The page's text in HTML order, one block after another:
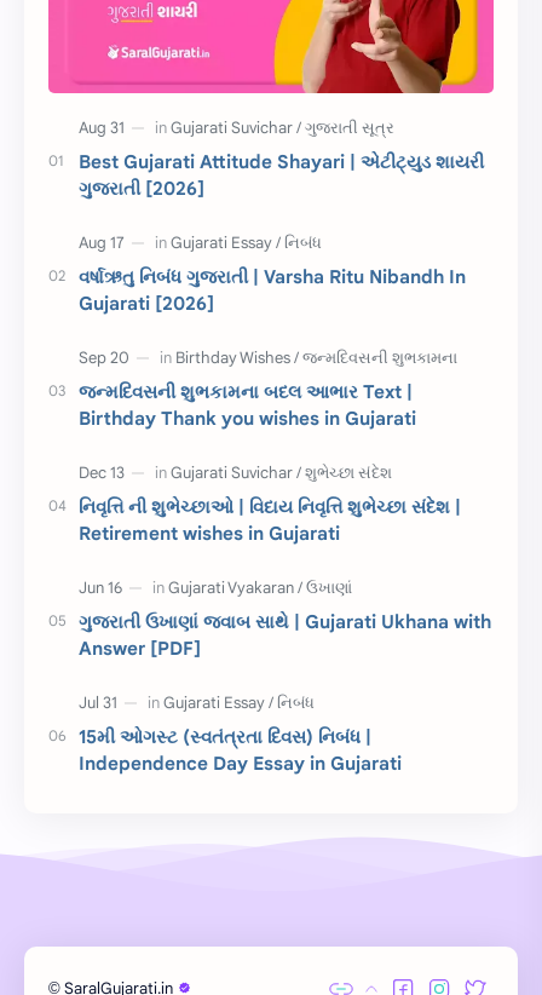
Information ગુજરાતી શબ્દો
ધોરણ 5 માહિતી
ગુજરાતી સૂત્ર
ચાલીસા
દિવાળી સમાનાર્થી શબ્દો
સ્પીચ ગુજરાતી
રક્ષાબંધન 26 જાન્યુઆરી
જાણવા જેવું ધોરણ 8
શિક્ષક દિવસ ઉત્તરાયણ
કહેવતો Birthday Wishes
Gujarati Slogans Gujarati Speech
ગુજરાતી વ્યાકરણ
જ્ઞાન સાધના પરીક્ષા Lekhan
Merit List ગુજરાતી વાર્તા
દિન વિશેષ
મહાત્મા ગાંધી
Best Gujarati Attitude Shayari | એટીટ્યુડ શાયરી
ગુજરાતી [2026]
વર્ષાઋતુ નિબંધ ગુજરાતી | Varsha Ritu Nibandh In
Gujarati [2026]
જન્મદિવસની શુભકામના બદલ આભાર Text |
Birthday Thank you wishes in Gujarati
નિવૃત્તિ ની શુભેચ્છાઓ | વિદાય નિવૃત્તિ શુભેચ્છા સંદેશ |
Retirement wishes in Gujarati
ગુજરાતી ઉખાણાં જવાબ સાથે | Gujarati Ukhana with
Answer [PDF]
15મી ઓગસ્ટ (સ્વતંત્રતા દિવસ) નિબંધ |
Independence Day Essay in Gujarati
© SaralGujarati.in